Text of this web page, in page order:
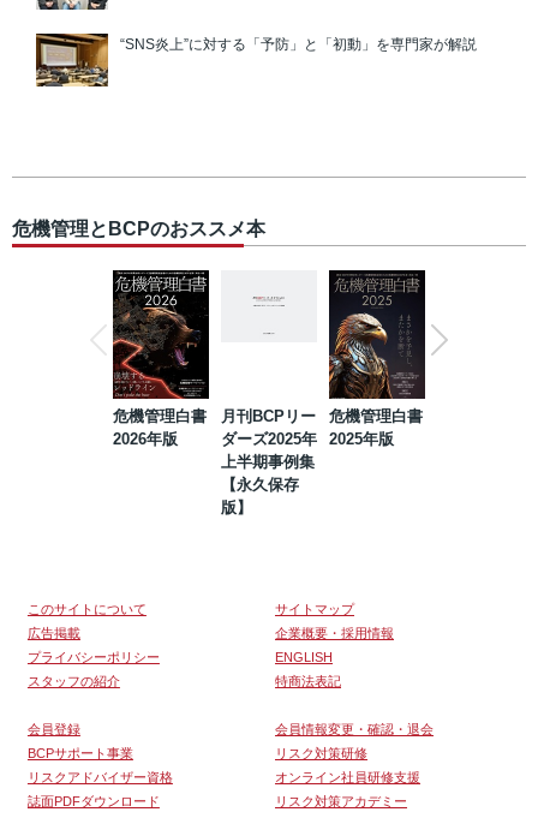
“SNS炎上”に対する「予防」と「初動」を専門家が解説
危機管理とBCPのおススメ本
危機管理白書
2026年版
月刊BCPリー
ダーズ2025年
上半期事例集
【永久保存
版】
危機管理白書
2025年版
このサイトについて
サイトマップ
広告掲載
企業概要・採用情報
プライバシーポリシー
ENGLISH
スタッフの紹介
特商法表記
会員登録
会員情報変更・確認・退会
BCPサポート事業
リスク対策研修
リスクアドバイザー資格
オンライン社員研修支援
誌面PDFダウンロード
リスク対策アカデミー